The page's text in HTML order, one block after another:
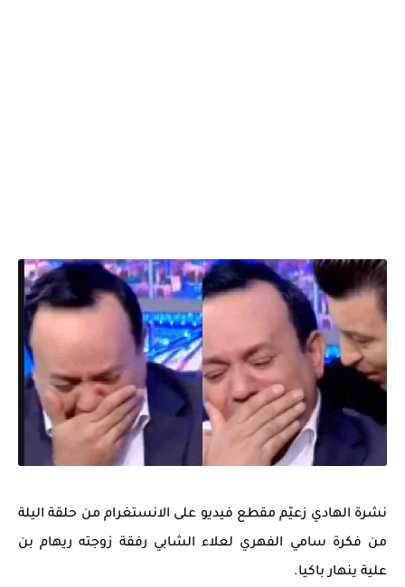
نشرة الهادي زعيّم مقطع فيديو على الانستغرام من حلقة اليلة
من فكرة سامي الفهري لعلاء الشابي رفقة زوجته ريهام بن
علية ينهار باكيا.